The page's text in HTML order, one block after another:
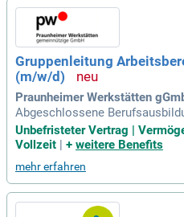
Gruppenleitung
(m/w/d)
Praunheimer Werkstätten
Abgeschlossene
nd Landschaftsbau) und
r Arbeits- und Berufsförderung,
s als Arbeitserzieher
Unbefristeter Vertrag |
Vollzeit
+ weitere Benefits
mehr erfahren